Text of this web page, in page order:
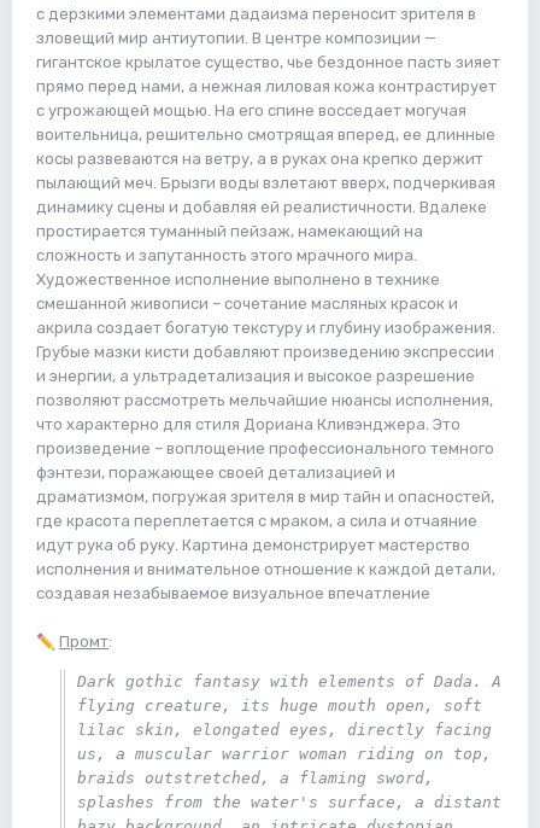
с дерзкими элементами дадаизма переносит зрителя в
зловещий мир антиутопии. В центре композиции —
гигантское крылатое существо, чье бездонное пасть зияет
прямо перед нами, а нежная лиловая кожа контрастирует
с угрожающей мощью. На его спине восседает могучая
воительница, решительно смотрящая вперед, ее длинные
косы развеваются на ветру, а в руках она крепко держит
пылающий меч. Брызги воды взлетают вверх, подчеркивая
динамику сцены и добавляя ей реалистичности. Вдалеке
простирается туманный пейзаж, намекающий на
сложность и запутанность этого мрачного мира.
Художественное исполнение выполнено в технике
смешанной живописи – сочетание масляных красок и
акрила создает богатую текстуру и глубину изображения.
Грубые мазки кисти добавляют произведению экспрессии
и энергии, а ультрадетализация и высокое разрешение
позволяют рассмотреть мельчайшие нюансы исполнения,
что характерно для стиля Дориана Кливэнджера. Это
произведение – воплощение профессионального темного
фэнтези, поражающее своей детализацией и
драматизмом, погружая зрителя в мир тайн и опасностей,
где красота переплетается с мраком, а сила и отчаяние
идут рука об руку. Картина демонстрирует мастерство
исполнения и внимательное отношение к каждой детали,
создавая незабываемое визуальное впечатление
✏️ Промт:
Dark gothic fantasy with elements of Dada. A
flying creature, its huge mouth open, soft
lilac skin, elongated eyes, directly facing
us, a muscular warrior woman riding on top,
braids outstretched, a flaming sword,
splashes from the water's surface, a distant